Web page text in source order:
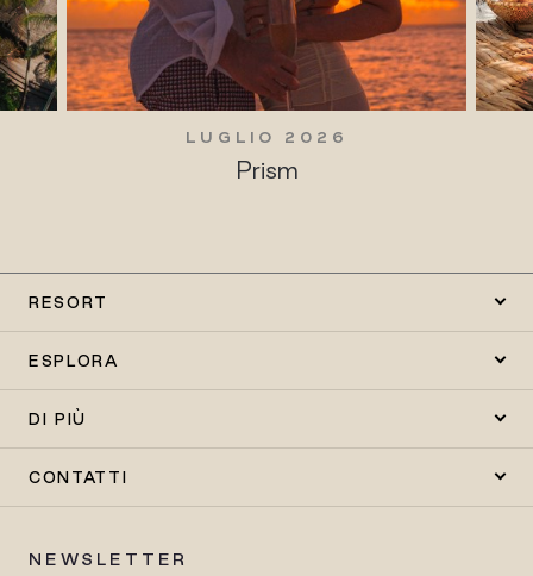
LUGLIO 2026
Prism
RESORT
ESPLORA
DI PIÙ
CONTATTI
NEWSLETTER